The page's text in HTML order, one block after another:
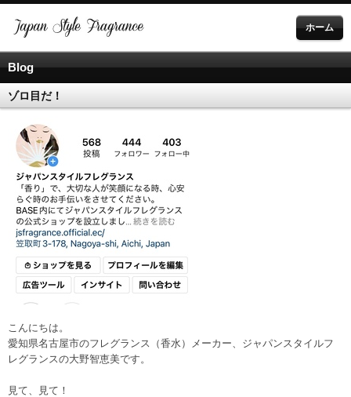
ホーム
Blog
ゾロ目だ！
こんにちは。
愛知県名古屋市のフレグランス（香水）メーカー、ジャパンスタイルフ
レグランスの大野智恵美です。
見て、見て！